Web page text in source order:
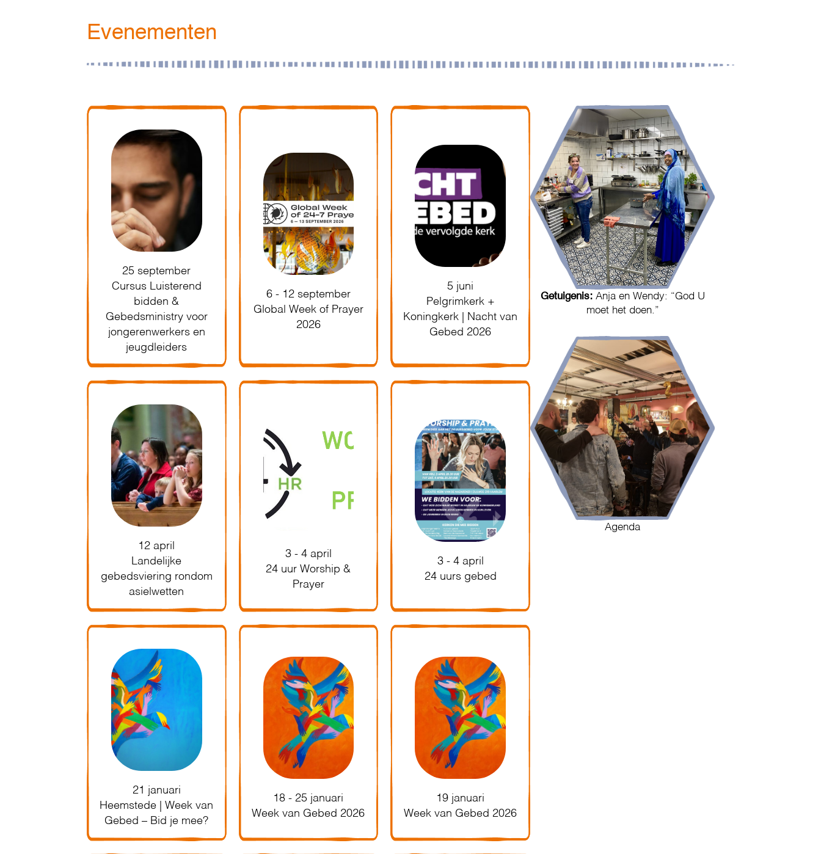
Evenementen
25 september
Cursus Luisterend
bidden &
Gebedsministry voor
jongerenwerkers en
jeugdleiders
6 - 12 september
Global Week of Prayer
2026
5 juni
Pelgrimkerk +
Koningkerk | Nacht van
Gebed 2026
12 april
Landelijke
gebedsviering rondom
asielwetten
3 - 4 april
24 uur Worship &
Prayer
3 - 4 april
24 uurs gebed
21 januari
Heemstede | Week van
Gebed – Bid je mee?
18 - 25 januari
Week van Gebed 2026
19 januari
Week van Gebed 2026
Getuigenis: Anja en Wendy: “God U
moet het doen.”
Agenda